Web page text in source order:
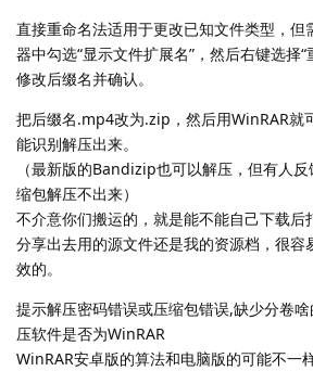
直接重命名法适用于更改已知文件类型，但
器中勾选“显示文件扩展名”，然后右键选择
修改后缀名并确认。
把后缀名.mp4改为.zip，然后用WinRAR就
能识别解压出来。
（最新版的Bandizip也可以解压，但有人
缩包解压不出来）
不介意你们搬运的，就是能不能自己下载后
分享出去用的源文件还是我的资源档，很容
效的。
提示解压密码错误或压缩包错误,缺少分卷
压软件是否为WinRAR
WinRAR安卓版的算法和电脑版的可能不一